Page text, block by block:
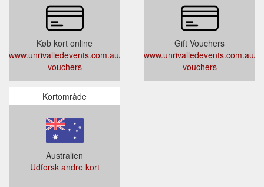
Køb kort online
www.unrivalledevents.com.au/gift-
vouchers
Gift Vouchers
www.unrivalledevents.com.au/
vouchers
Kortområde
Australien
Udforsk andre kort